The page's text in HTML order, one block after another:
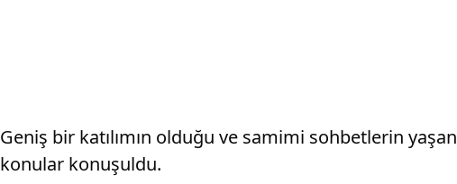
Geniş bir katılımın olduğu ve samimi sohbetlerin
konular konuşuldu.